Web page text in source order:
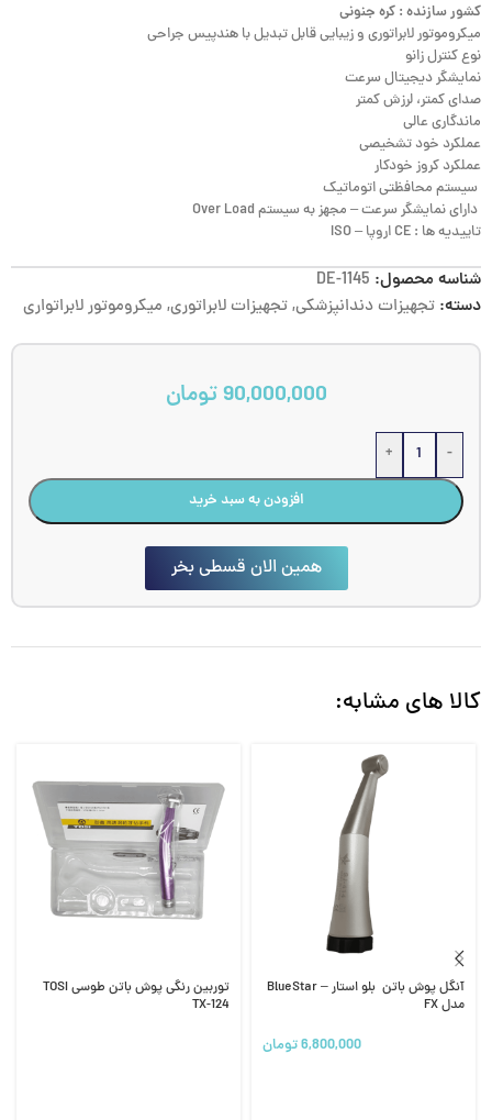
کشور سازنده : کره جنونی
میکروموتور لابراتوری و زیبایی قابل تبدیل با هندپیس جراحی
نوع کنترل زانو
نمایشگر دیجیتال سرعت
صدای کمتر، لرزش کمتر
ماندگاری عالی
عملکرد خود تشخیصی
عملکرد کروز خودکار
سیستم محافظتی اتوماتیک
دارای نمایشگر سرعت – مجهز به سیستم Over Load
تاییدیه ها : CE اروپا – ISO
شناسه محصول: DE-1145
دسته: تجهیزات دندانپزشکی,تجهیزات لابراتوری, میکروموتور لابراتواری
90,000,000تومان
-
+
افزودن به سبد خرید
همین الان قسطی بخر
کالا های مشابه:
آنگل پوش باتن بلو استار – BlueStar
مدل FX
6,800,000تومان
توربین رنگی پوش باتن طوسی TOSI
TX-124